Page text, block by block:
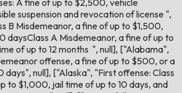
A fine of up to $2,500, vehicle
suspension and revocation of license ",
B Misdemeanor, a fine of up to $1,500,
daysClass A Misdemeanor, a fine of up to
of up to 12 months ", null], ["Alabama",
offense, a fine of up to $500, or a
days", null], ["Alaska", "First offense: Class
to $1,000, jail time of up to 10 days, and